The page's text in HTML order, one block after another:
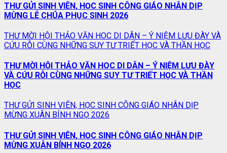
THƯ GỬI SINH VIÊN, HỌC SINH CÔNG GIÁO NHÂN DỊP
MỪNG LỄ CHÚA PHỤC SINH 2026
THƯ MỜI HỘI THẢO VĂN HOC DI DÂN – Ý NIỆM LƯU ĐÀY VÀ
CỨU RỖI CÙNG NHỮNG SUY TƯ TRIẾT HỌC VÀ THẦN HỌC
THƯ MỜI HỘI THẢO VĂN HOC DI DÂN – Ý NIỆM LƯU ĐÀY
VÀ CỨU RỖI CÙNG NHỮNG SUY TƯ TRIẾT HỌC VÀ THẦN
HỌC
THƯ GỬI SINH VIÊN, HỌC SINH CÔNG GIÁO NHÂN DỊP
MỪNG XUÂN BÍNH NGỌ 2026
THƯ GỬI SINH VIÊN, HỌC SINH CÔNG GIÁO NHÂN DỊP
MỪNG XUÂN BÍNH NGỌ 2026